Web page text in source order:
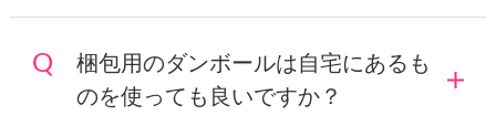
梱包用のダンボールは自宅にあるも
のを使っても良いですか？